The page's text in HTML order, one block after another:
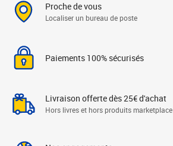
Proche de vous
Localiser un bureau de poste
Paiements 100% sécurisés
Livraison offerte dès 25€ d'achat
Hors livres et hors produits marketplace